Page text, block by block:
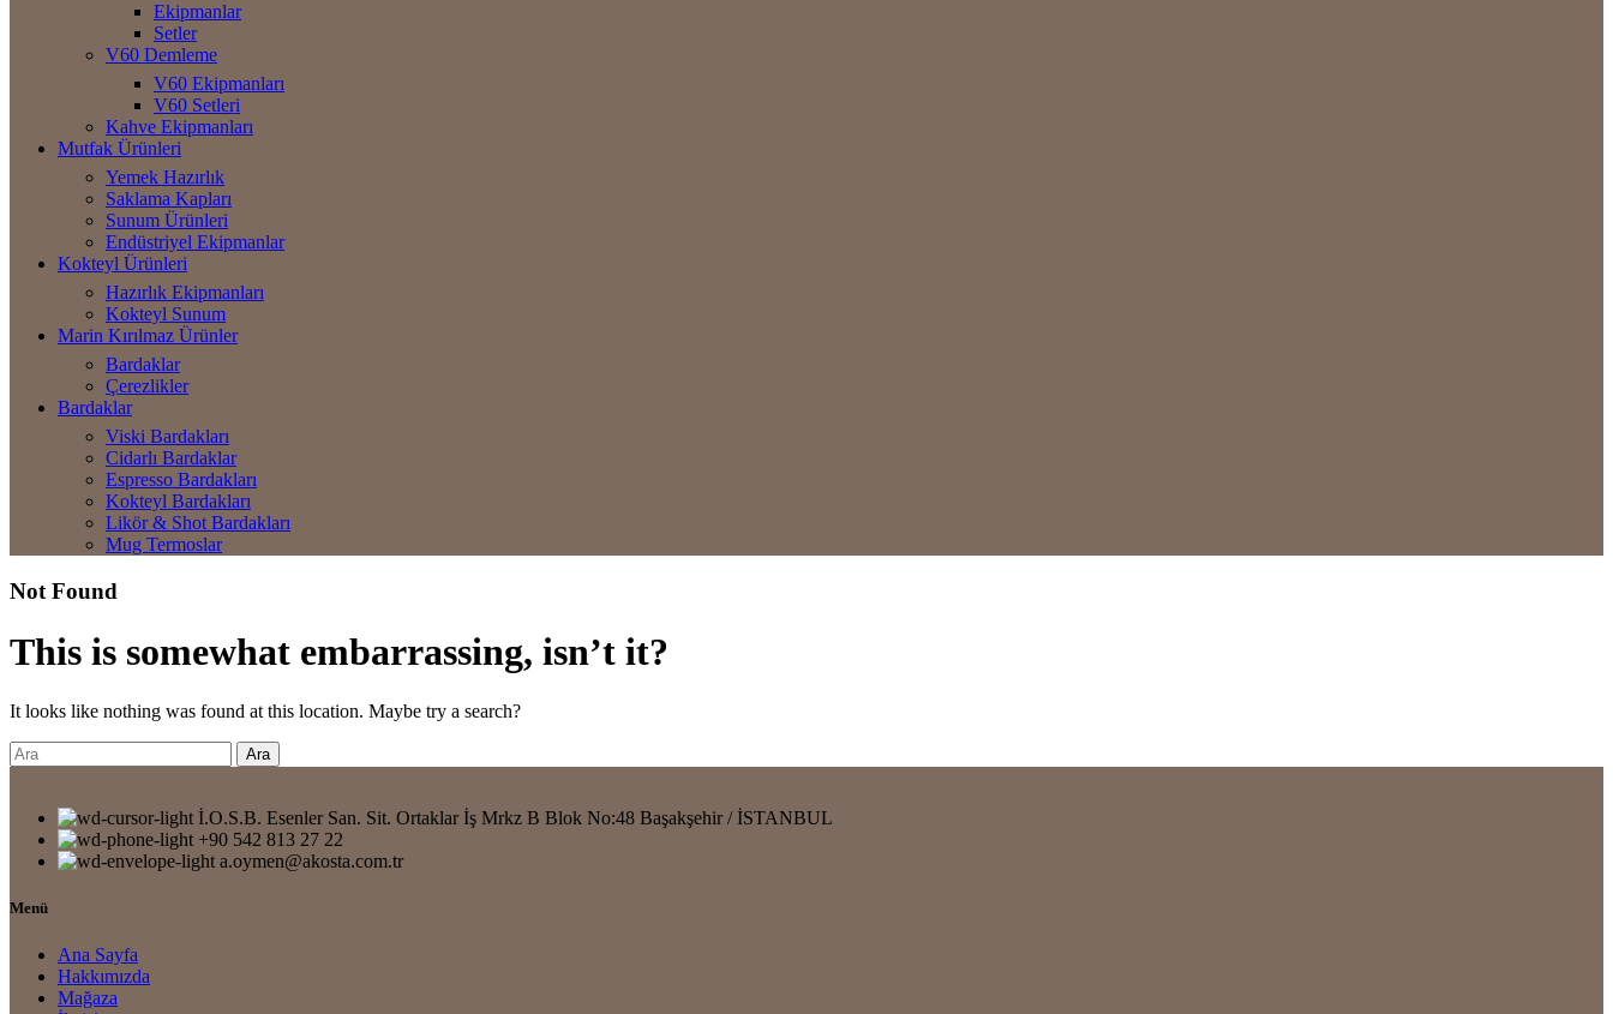
Ekipmanlar
Setler
V60 Demleme
V60 Ekipmanları
V60 Setleri
Kahve Ekipmanları
Mutfak Ürünleri
Yemek Hazırlık
Saklama Kapları
Sunum Ürünleri
Endüstriyel Ekipmanlar
Kokteyl Ürünleri
Hazırlık Ekipmanları
Kokteyl Sunum
Marin Kırılmaz Ürünler
Bardaklar
Çerezlikler
Bardaklar
Viski Bardakları
Cidarlı Bardaklar
Espresso Bardakları
Kokteyl Bardakları
Likör & Shot Bardakları
Mug Termoslar
Not Found
This is somewhat embarrassing, isn’t it?
It looks like nothing was found at this location. Maybe try a search?
Ara
İ.O.S.B. Esenler San. Sit. Ortaklar İş Mrkz B Blok No:48 Başakşehir / İSTANBUL
+90 542 813 27 22
a.oymen@akosta.com.tr
Menü
Ana Sayfa
Hakkımızda
Mağaza